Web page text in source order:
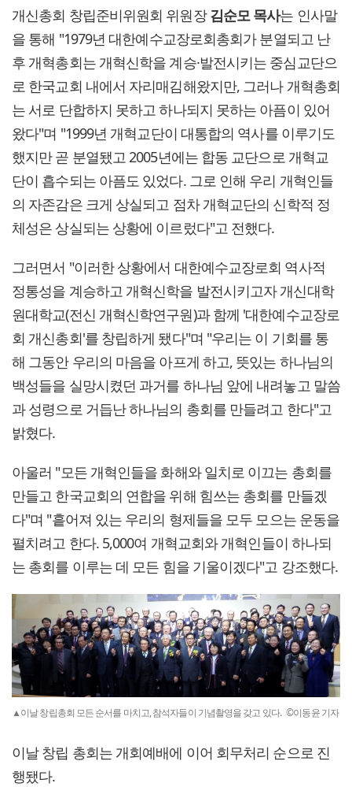
개신총회 창립준비위원회 위원장김순모 목사는 인사말
을 통해 "1979년 대한예수교장로회총회가 분열되고 난
후 개혁총회는 개혁신학을 계승·발전시키는 중심교단으
로 한국교회 내에서 자리매김해왔지만, 그러나 개혁총회
는 서로 단합하지 못하고 하나되지 못하는 아픔이 있어
왔다"며 "1999년 개혁교단이 대통합의 역사를 이루기도
했지만 곧 분열됐고 2005년에는 합동 교단으로 개혁교
단이 흡수되는 아픔도 있었다. 그로 인해 우리 개혁인들
의 자존감은 크게 상실되고 점차 개혁교단의 신학적 정
체성은 상실되는 상황에 이르렀다"고 전했다.
그러면서 "이러한 상황에서 대한예수교장로회 역사적
정통성을 계승하고 개혁신학을 발전시키고자 개신대학
원대학교(전신 개혁신학연구원)과 함께 '대한예수교장로
회 개신총회'를 창립하게 됐다"며 "우리는 이 기회를 통
해 그동안 우리의 마음을 아프게 하고, 뜻있는 하나님의
백성들을 실망시켰던 과거를 하나님 앞에 내려놓고 말씀
과 성령으로 거듭난 하나님의 총회를 만들려고 한다"고
밝혔다.
아울러 "모든 개혁인들을 화해와 일치로 이끄는 총회를
만들고 한국교회의 연합을 위해 힘쓰는 총회를 만들겠
다"며 "흩어져 있는 우리의 형제들을 모두 모으는 운동을
펼치려고 한다. 5,000여 개혁교회와 개혁인들이 하나되
는 총회를 이루는 데 모든 힘을 기울이겠다"고 강조했다.
▲이날 창립총회 모든 순서를 마치고, 참석자들이 기념촬영을 갖고 있다. ©이동윤 기자
이날 창립 총회는 개회예배에 이어 회무처리 순으로 진
행됐다.